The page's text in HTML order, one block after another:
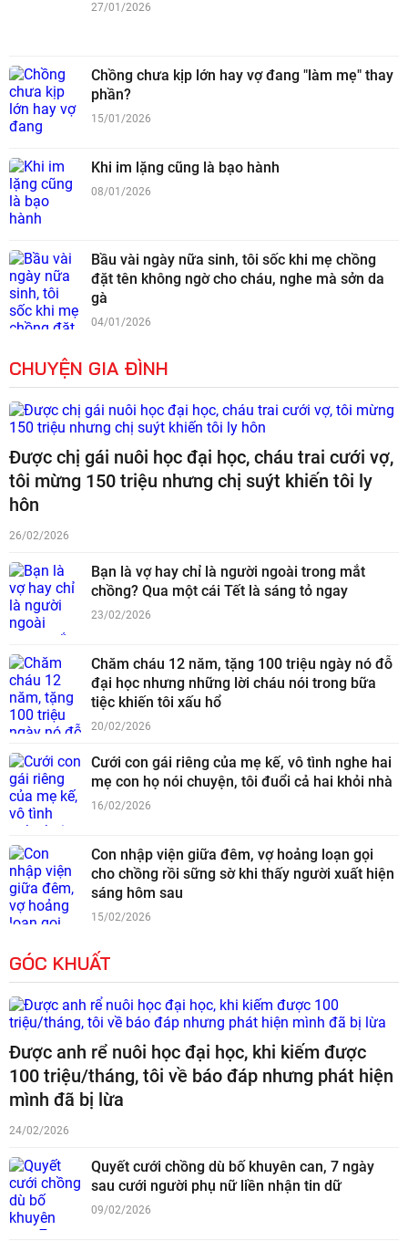
27/01/2026
Chồng chưa kịp lớn hay vợ đang "làm mẹ" thay
phần?
15/01/2026
Khi im lặng cũng là bạo hành
08/01/2026
Bầu vài ngày nữa sinh, tôi sốc khi mẹ chồng
đặt tên không ngờ cho cháu, nghe mà sởn da
gà
04/01/2026
CHUYỆN GIA ĐÌNH
Được chị gái nuôi học đại học, cháu trai cưới vợ,
tôi mừng 150 triệu nhưng chị suýt khiến tôi ly
hôn
26/02/2026
Bạn là vợ hay chỉ là người ngoài trong mắt
chồng? Qua một cái Tết là sáng tỏ ngay
23/02/2026
Chăm cháu 12 năm, tặng 100 triệu ngày nó đỗ
đại học nhưng những lời cháu nói trong bữa
tiệc khiến tôi xấu hổ
20/02/2026
Cưới con gái riêng của mẹ kế, vô tình nghe hai
mẹ con họ nói chuyện, tôi đuổi cả hai khỏi nhà
16/02/2026
Con nhập viện giữa đêm, vợ hoảng loạn gọi
cho chồng rồi sững sờ khi thấy người xuất hiện
sáng hôm sau
15/02/2026
GÓC KHUẤT
Được anh rể nuôi học đại học, khi kiếm được
100 triệu/tháng, tôi về báo đáp nhưng phát hiện
mình đã bị lừa
24/02/2026
Quyết cưới chồng dù bố khuyên can, 7 ngày
sau cưới người phụ nữ liền nhận tin dữ
09/02/2026